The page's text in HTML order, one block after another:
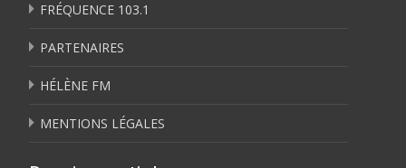
FRÉQUENCE 103.1
PARTENAIRES
HÉLÈNE FM
MENTIONS LÉGALES